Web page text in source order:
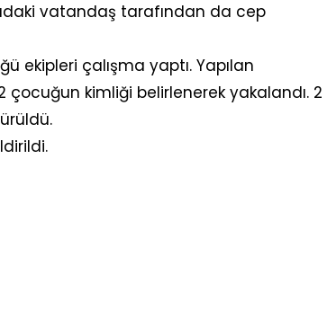
vatandaş tarafından da cep
ekipleri çalışma yaptı. Yapılan
çocuğun kimliği belirlenerek yakalandı. 2